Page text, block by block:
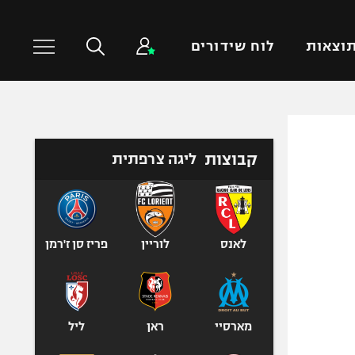
תוצאות לוח שידורים
טניס
כדוריד
כדורעף
שחייה
אגרוף
ספורט אולימפי
קבוצות ליגה צרפתית
לאנס לוריין פריז סן ז'רמן
מארסיי ראן ליל